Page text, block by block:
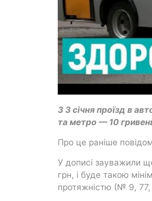
З 3 січня проїзд в
та метро — 10
Про це раніше
У дописі зауважили
грн, і буде такою
протяжністю (№ 9, 77,